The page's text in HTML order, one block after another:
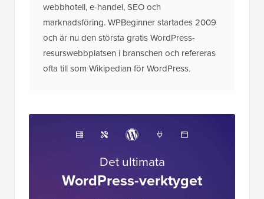
webbhotell, e-handel, SEO och
marknadsföring. WPBeginner startades 2009
och är nu den största gratis WordPress-
resurswebbplatsen i branschen och refereras
ofta till som Wikipedian för WordPress.
Det ultimata
WordPress-verktyget